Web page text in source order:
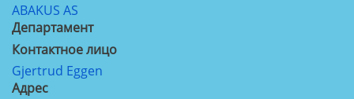
ABAKUS AS
Департамент
Контактное лицо
Gjertrud Eggen
Aдрес